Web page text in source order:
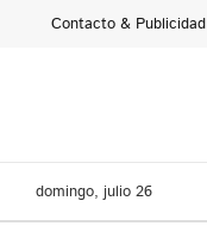
Contacto & Publicidad
domingo, julio 26